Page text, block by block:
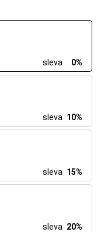
sleva
0%
sleva 10%
sleva 15%
sleva 20%